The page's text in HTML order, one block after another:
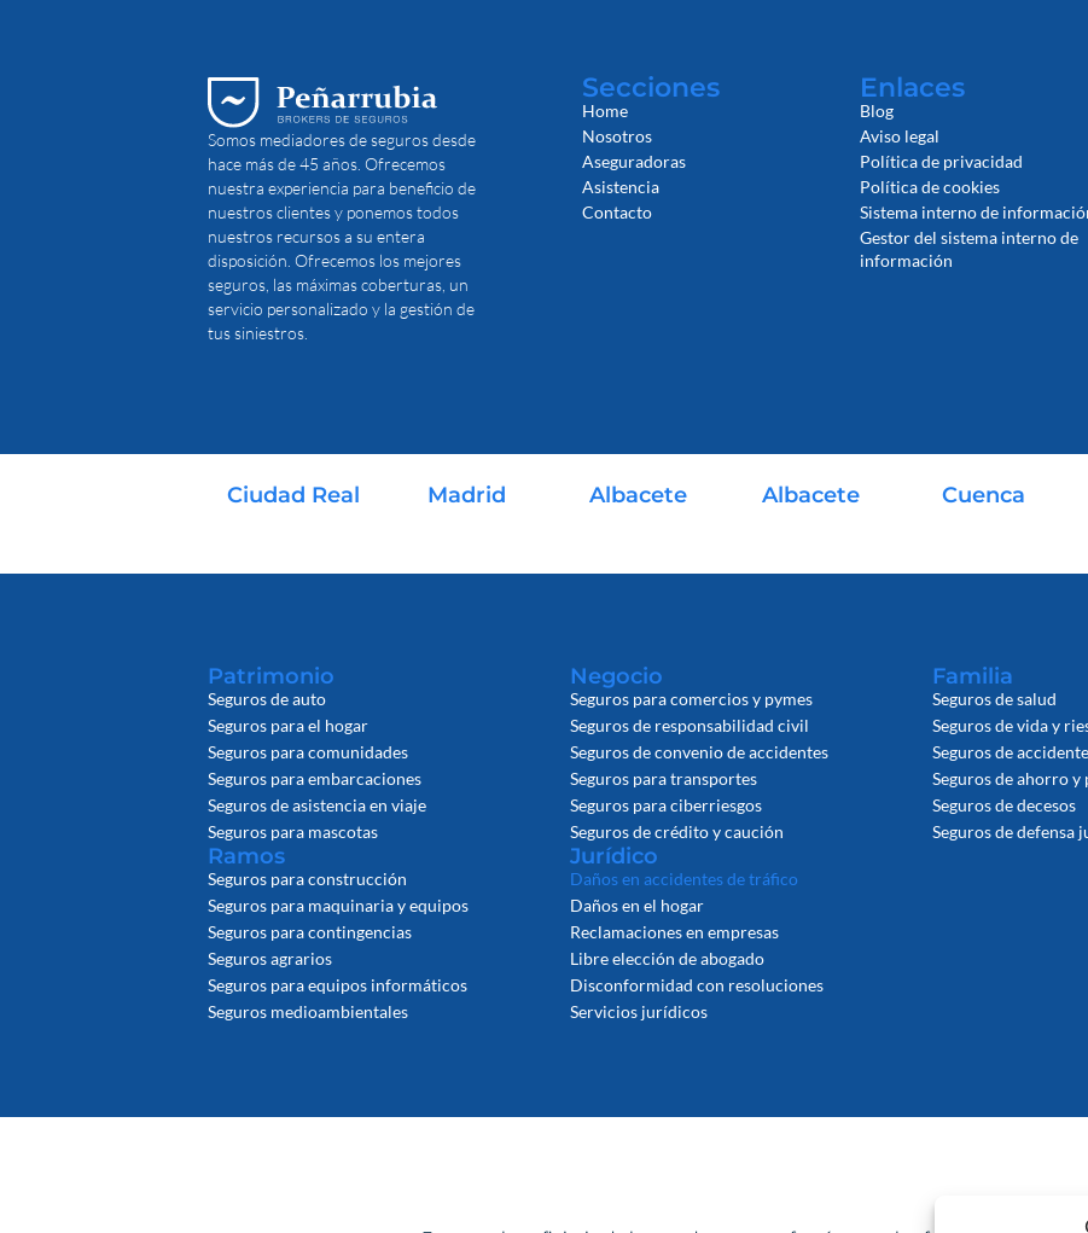
Somos mediadores de seguros desde
hace más de 45 años. Ofrecemos
nuestra experiencia para beneficio de
nuestros clientes y ponemos todos
nuestros recursos a su entera
disposición. Ofrecemos los mejores
seguros, las máximas coberturas, un
servicio personalizado y la gestión de
tus siniestros.
Secciones
Home
Nosotros
Aseguradoras
Asistencia
Contacto
Enlaces
Blog
Aviso legal
Política de privacidad
Política de cookies
Sistema interno de
Gestor del sistema interno de
información
Ciudad Real Madrid Albacete Albacete Cuenca
Patrimonio
Seguros de auto
Seguros para el hogar
Seguros para comunidades
Seguros para embarcaciones
Seguros de asistencia en viaje
Seguros para mascotas
Negocio
Seguros para comercios y pymes
Seguros de responsabilidad civil
Seguros de convenio de accidentes
Seguros para transportes
Seguros para ciberriesgos
Seguros de crédito y caución
Familia
Seguros de salud
Seguros de vida y
Seguros de
Seguros de ahorro y
Seguros de decesos
Seguros de defensa
Ramos
Seguros para construcción
Seguros para maquinaria y equipos
Seguros para contingencias
Seguros agrarios
Seguros para equipos informáticos
Seguros medioambientales
Jurídico
Daños en accidentes de tráfico
Daños en el hogar
Reclamaciones en empresas
Libre elección de abogado
Disconformidad con resoluciones
Servicios jurídicos